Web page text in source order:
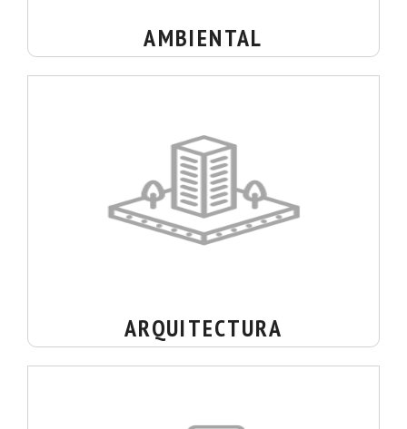
AMBIENTAL
ARQUITECTURA